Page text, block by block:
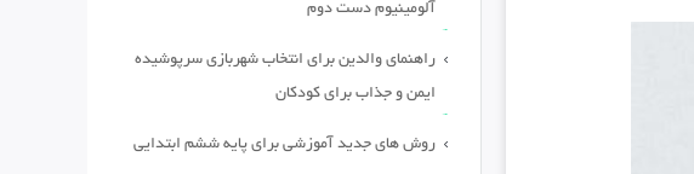
آلومینیوم دست دوم
راهنمای والدین برای انتخاب شهربازی سرپوشیده
ایمن و جذاب برای کودکان
روش های جدید آموزشی برای پایه ششم ابتدایی